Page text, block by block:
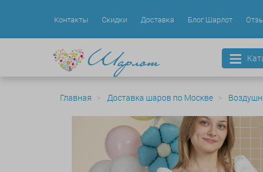
Контакты Скидки Доставка Блог Шарлот
Главная Доставка шаров по Москве